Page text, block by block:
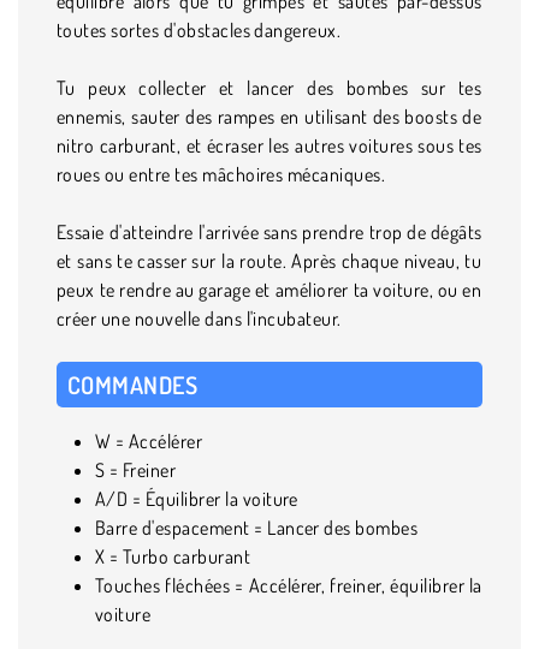
toutes sortes d'obstacles dangereux.
Tu peux collecter et lancer des bombes sur tes
ennemis, sauter des rampes en utilisant des boosts de
nitro carburant, et écraser les autres voitures sous tes
roues ou entre tes mâchoires mécaniques.
Essaie d'atteindre l'arrivée sans prendre trop de dégâts
et sans te casser sur la route. Après chaque niveau, tu
peux te rendre au garage et améliorer ta voiture, ou en
créer une nouvelle dans l'incubateur.
COMMANDES
W = Accélérer
S = Freiner
A/D = Équilibrer la voiture
Barre d'espacement = Lancer des bombes
X = Turbo carburant
Touches fléchées = Accélérer, freiner, équilibrer la
voiture